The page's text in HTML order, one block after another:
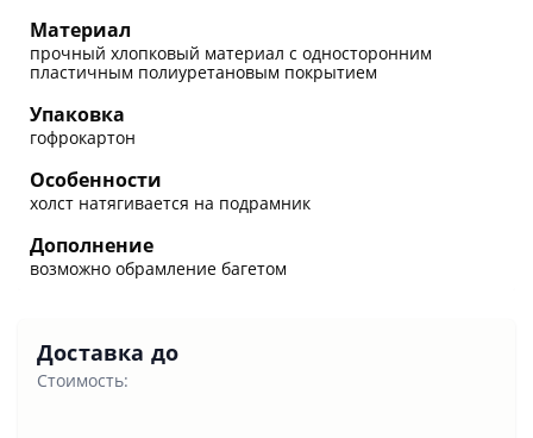
Материал
прочный хлопковый материал с односторонним
пластичным полиуретановым покрытием
Упаковка
гофрокартон
Особенности
холст натягивается на подрамник
Дополнение
возможно обрамление багетом
Доставка до
Стоимость: